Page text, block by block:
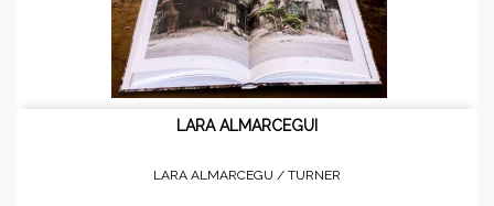
LARA ALMARCEGUI
LARA ALMARCEGU / TURNER